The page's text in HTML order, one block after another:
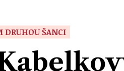
DRUHOU ŠANCI